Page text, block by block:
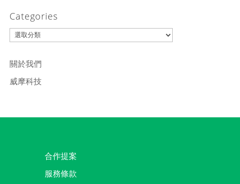
Categories
Categories
關於我們
威摩科技
合作提案
服務條款